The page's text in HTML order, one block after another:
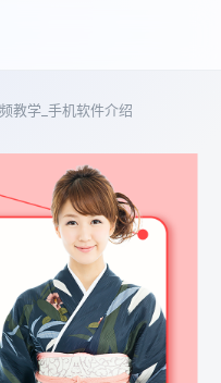
教学_手机软件介绍